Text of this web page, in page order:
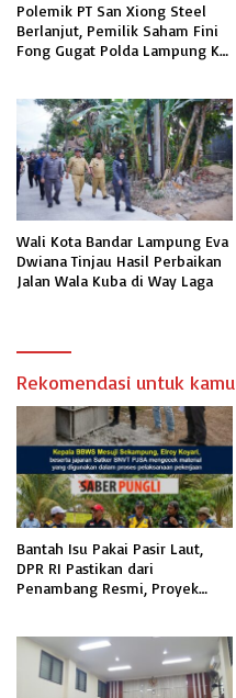
Polemik PT San Xiong Steel
Berlanjut, Pemilik Saham Fini
Fong Gugat Polda Lampung Ke
Wali Kota Bandar Lampung Eva
Dwiana Tinjau Hasil Perbaikan
Jalan Wala Kuba di Way Laga
Rekomendasi untuk kamu
Bantah Isu Pakai Pasir Laut,
DPR RI Pastikan dari
Penambang Resmi, Proyek